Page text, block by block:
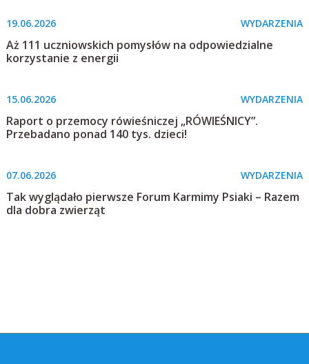
19.06.2026 WYDARZENIA
Aż 111 uczniowskich pomysłów na odpowiedzialne
korzystanie z energii
15.06.2026 WYDARZENIA
Raport o przemocy rówieśniczej „RÓWIEŚNICY”.
Przebadano ponad 140 tys. dzieci!
07.06.2026 WYDARZENIA
Tak wyglądało pierwsze Forum Karmimy Psiaki – Razem
dla dobra zwierząt